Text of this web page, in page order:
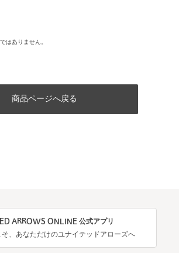
はありません。
商品ページへ戻る
ARROWS ONLINE 公式アプリ
そ、あなただけのユナイテッドアローズへ